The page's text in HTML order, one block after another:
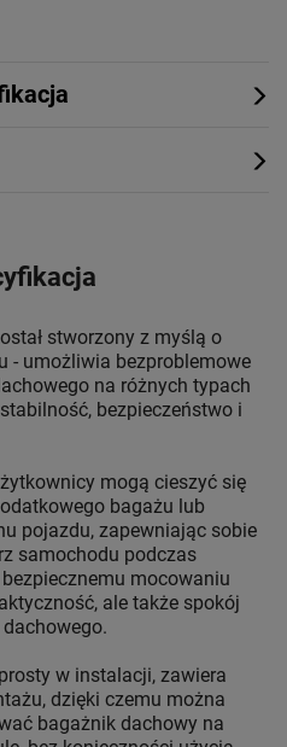
stworzony z myślą o
- umożliwia bezproblemowe
na różnych typach
bezpieczeństwo i
mogą cieszyć się
bagażu lub
pojazdu, zapewniając sobie
samochodu podczas
mocowaniu
ale także spokój
w instalacji, zawiera
dzięki czemu można
bagażnik dachowy na